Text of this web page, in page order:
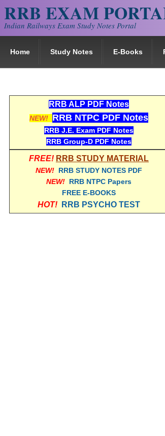
RRB EXAM
Indian Railways Exam Study Notes Portal
Home Study Notes E-Books
RRB ALP PDF Notes
NEW! RRB NTPC PDF Notes
RRB J.E. Exam PDF Notes
RRB Group-D PDF Notes
FREE! RRB STUDY MATERIAL
NEW! RRB STUDY NOTES PDF
NEW! RRB NTPC Papers
FREE E-BOOKS
HOT! RRB PSYCHO TEST